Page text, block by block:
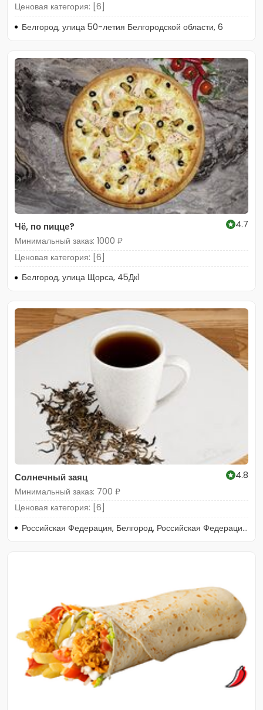
Ценовая категория: [6]
Белгород, улица 50-летия Белгородской области, 6
Чё, по пицце?
4.7
Минимальный заказ: 1000 ₽
Ценовая категория: [6]
Белгород, улица Щорса, 45Дк1
Солнечный заяц
4.8
Минимальный заказ: 700 ₽
Ценовая категория: [6]
Российская Федерация, Белгород, Российская Федерация, Белгород, Северо-Донецкая улица, 16